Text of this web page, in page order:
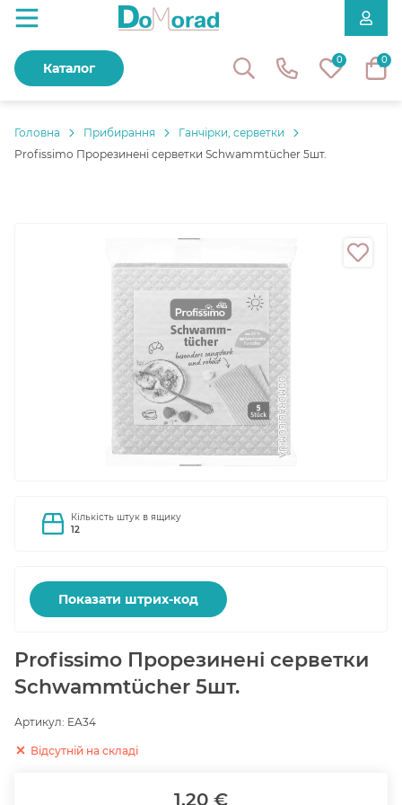
0 0
Каталог
Головнa Прибирання
Ганчірки, серветки
Profissimo Прорезинені серветки Schwammtücher 5шт.
Кількість штук в ящику
12
Показати штрих-код
Profissimo Прорезинені серветки
Schwammtücher 5шт.
Артикул: EA34
Відсутній на складі
1.20 €